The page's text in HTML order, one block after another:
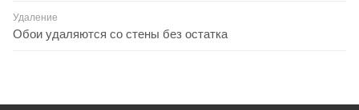
Удаление
Обои удаляются со стены без остатка